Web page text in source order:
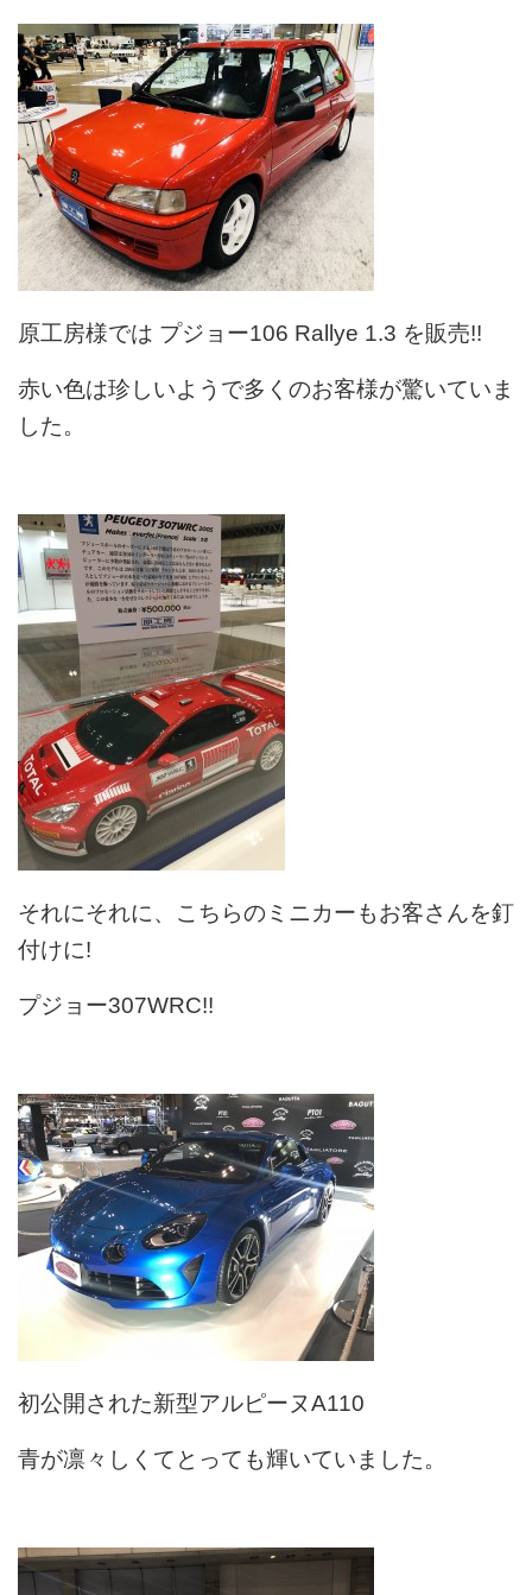
原工房様では プジョー106 Rallye 1.3 を販売!!
赤い色は珍しいようで多くのお客様が驚いていま
した。
それにそれに、こちらのミニカーもお客さんを釘
付けに!
プジョー307WRC!!
初公開された新型アルピーヌA110
青が凛々しくてとっても輝いていました。